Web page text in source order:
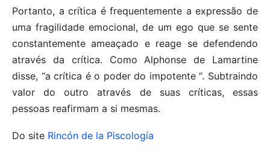
Portanto, a crítica é frequentemente a expressão de
uma fragilidade emocional, de um ego que se sente
constantemente ameaçado e reage se defendendo
através da crítica. Como Alphonse de Lamartine
disse, “a crítica é o poder do impotente “. Subtraindo
valor do outro através de suas críticas, essas
pessoas reafirmam a si mesmas.
Do site Rincón de la Piscología